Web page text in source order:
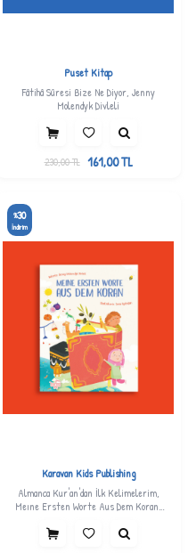
Puset Kitap
Fâtihâ Sûresi Bize Ne Diyor, Jenny
Molendyk Divleli
230,00TL 161,00TL
%30
İndirim
Karavan Kids Publishing
Almanca Kur'an'dan İlk Kelimelerim,
Meıne Ersten Worte Aus Dem Koran,